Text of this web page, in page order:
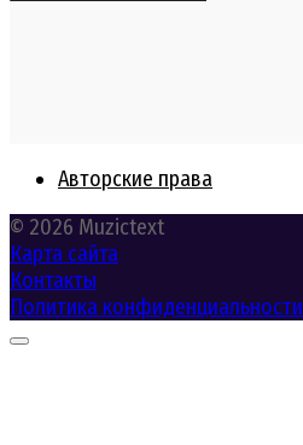
Авторские права
© 2026 Muzictext
Карта сайта
Контакты
Политика конфиденциальности